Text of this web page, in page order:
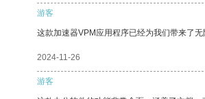
游客
这款加速器VPM应用程序已经为我们带来了无
2024-11-26
游客